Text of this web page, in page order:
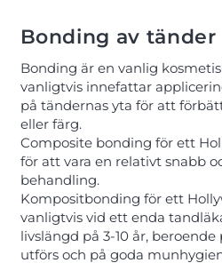
Bonding av tänder
Bonding är en vanlig
vanligtvis innefattar
på tändernas yta för att
eller färg.
Composite bonding för ett
för att vara en relativt snabb
behandling.
Kompositbonding för ett
vanligtvis vid ett enda
livslängd på 3-10 år,
utförs och på goda